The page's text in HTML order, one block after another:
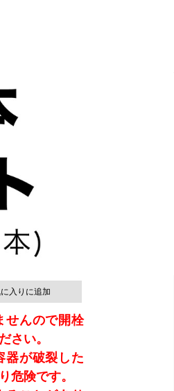
入りに追加
せんので開栓
さい。
器が破裂した
危険です。